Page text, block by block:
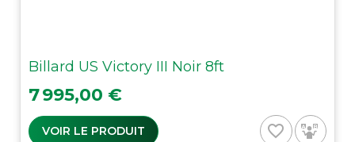
Billard US Victory III Noir 8ft
Prix
7 995,00 €
VOIR LE PRODUIT favorite_border